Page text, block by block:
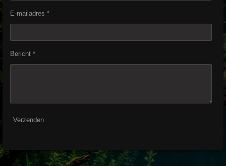
E-mailadres *
Bericht *
Verzenden